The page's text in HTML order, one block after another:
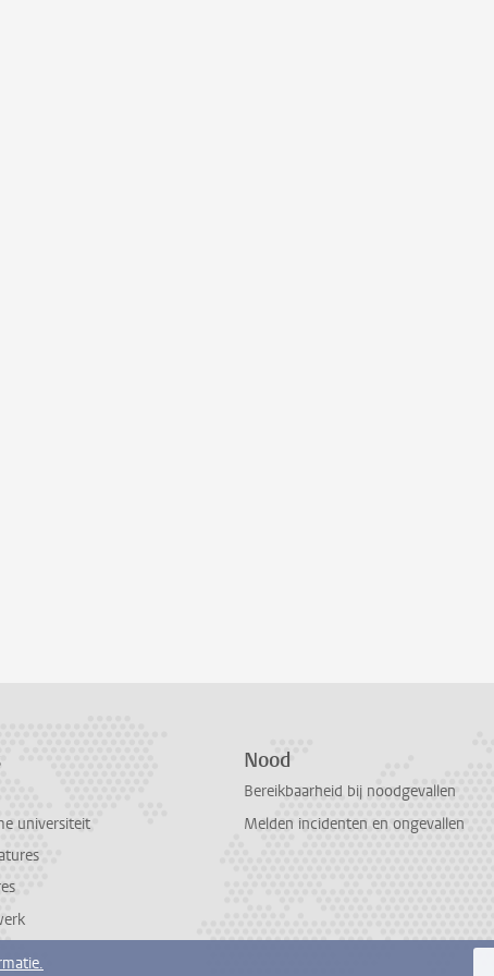
universiteit
Nood
Bereikbaarheid bij noodgevallen
Melden incidenten en ongevallen